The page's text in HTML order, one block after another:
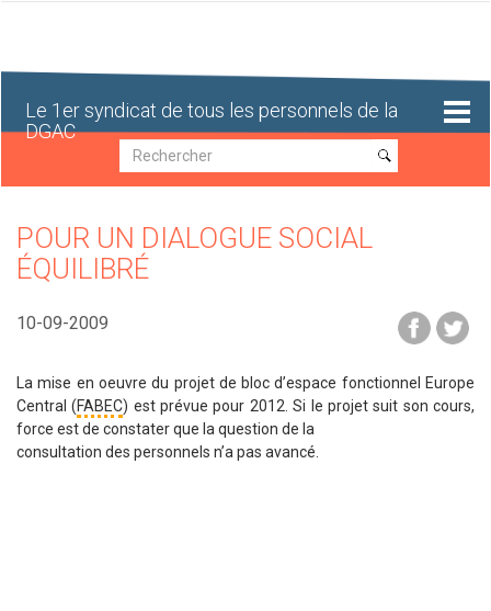
Le 1er syndicat de tous les personnels de la
DGAC
Recherche
Recherche
POUR UN DIALOGUE SOCIAL
ÉQUILIBRÉ
10-09-2009
La mise en oeuvre du projet de bloc d’espace fonctionnel Europe
Central (FABEC) est prévue pour 2012. Si le projet suit son cours,
force est de constater que la question de la
consultation des personnels n’a pas avancé.